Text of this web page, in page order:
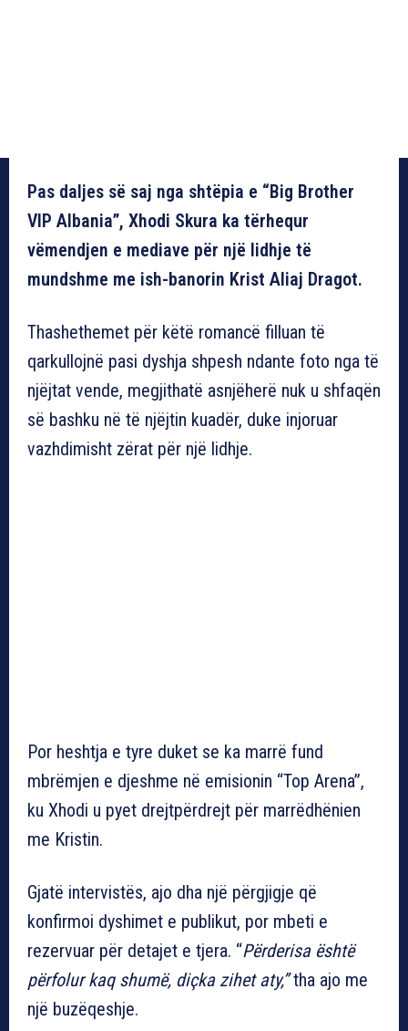
Pas daljes së saj nga shtëpia e “Big Brother
VIP Albania”, Xhodi Skura ka tërhequr
vëmendjen e mediave për një lidhje të
mundshme me ish-banorin Krist Aliaj Dragot.
Thashethemet për këtë romancë filluan të
qarkullojnë pasi dyshja shpesh ndante foto nga të
njëjtat vende, megjithatë asnjëherë nuk u shfaqën
së bashku në të njëjtin kuadër, duke injoruar
vazhdimisht zërat për një lidhje.
Por heshtja e tyre duket se ka marrë fund
mbrëmjen e djeshme në emisionin “Top Arena”,
ku Xhodi u pyet drejtpërdrejt për marrëdhënien
me Kristin.
Gjatë intervistës, ajo dha një përgjigje që
konfirmoi dyshimet e publikut, por mbeti e
rezervuar për detajet e tjera. “Përderisa është
përfolur kaq shumë, diçka zihet aty,”tha ajo me
një buzëqeshje.